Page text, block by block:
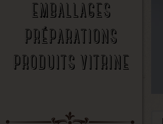
EMBALLAGES
PRÉPARATIONS
PRODUITS VITRINE